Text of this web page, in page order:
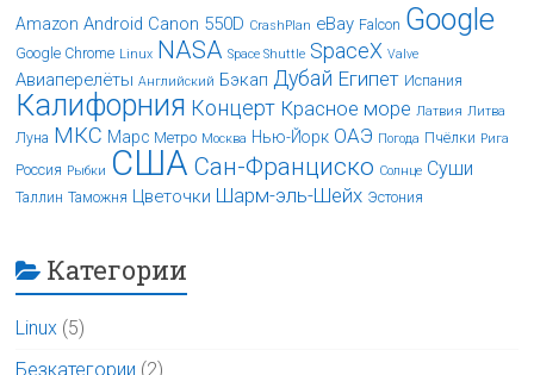
Amazon Android Canon 550D CrashPlan eBay Falcon Google
Google Chrome Linux NASA Space Shuttle SpaceX Valve
Авиаперелёты Английский Бэкап Дубай Египет Испания
Калифорния Концерт Красное море Латвия Литва
Луна МКС Марс Метро Москва Нью-Йорк ОАЭ Погода Пчёлки Рига
Россия Рыбки США Сан-Франциско Солнце Суши
Таллин Таможня Цветочки Шарм-эль-Шейх Эстония
Категории
Linux (5)
Безкатегории (2)